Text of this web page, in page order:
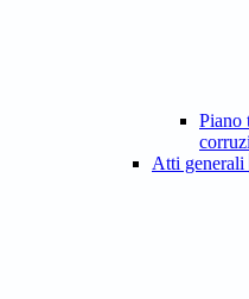
Piano
Atti generali